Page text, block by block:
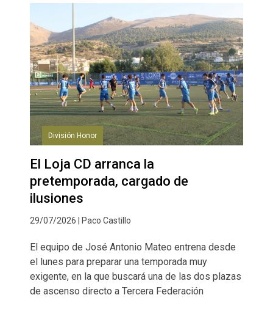
División Honor
El Loja CD arranca la
pretemporada, cargado de
ilusiones
29/07/2026 | Paco Castillo
El equipo de José Antonio Mateo entrena desde
el lunes para preparar una temporada muy
exigente, en la que buscará una de las dos plazas
de ascenso directo a Tercera Federación